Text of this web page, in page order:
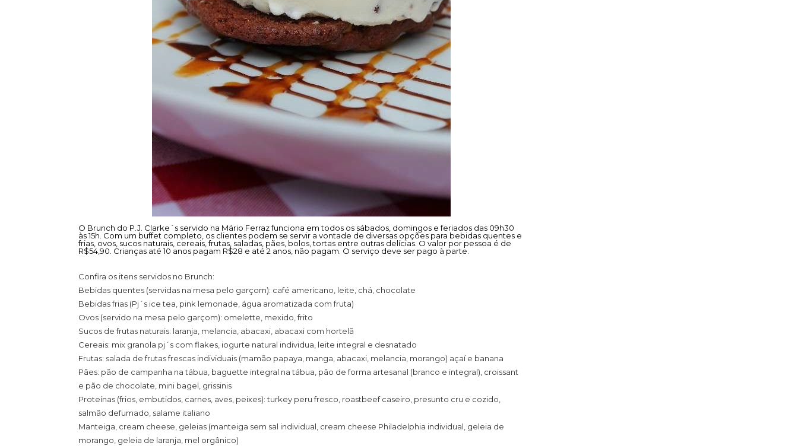
O Brunch do P.J. Clarke´s servido na Mário Ferraz funciona em todos os sábados, domingos e feriados das 09h30
às 15h. Com um buffet completo, os clientes podem se servir a vontade de diversas opções para bebidas quentes e
frias, ovos, sucos naturais, cereais, frutas, saladas, pães, bolos, tortas entre outras delícias. O valor por pessoa é de
R$54,90. Crianças até 10 anos pagam R$28 e até 2 anos, não pagam. O serviço deve ser pago à parte.
Confira os itens servidos no Brunch:
Bebidas quentes (servidas na mesa pelo garçom): café americano, leite, chá, chocolate
Bebidas frias (Pj´s ice tea, pink lemonade, água aromatizada com fruta)
Ovos (servido na mesa pelo garçom): omelette, mexido, frito
Sucos de frutas naturais: laranja, melancia, abacaxi, abacaxi com hortelã
Cereais: mix granola pj´s com flakes, iogurte natural individua, leite integral e desnatado
Frutas: salada de frutas frescas individuais (mamão papaya, manga, abacaxi, melancia, morango) açaí e banana
Pães: pão de campanha na tábua, baguette integral na tábua, pão de forma artesanal (branco e integral), croissant
e pão de chocolate, mini bagel, grissinis
Proteínas (frios, embutidos, carnes, aves, peixes): turkey peru fresco, roastbeef caseiro, presunto cru e cozido,
salmão defumado, salame italiano
Manteiga, cream cheese, geleias (manteiga sem sal individual, cream cheese Philadelphia individual, geleia de
morango, geleia de laranja, mel orgânico)